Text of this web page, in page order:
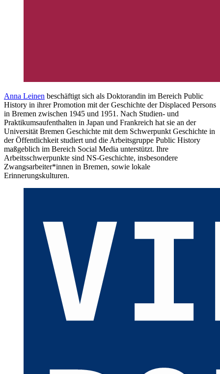
Anna Leinen beschäftigt sich als Doktorandin im Bereich Public
History in ihrer Promotion mit der Geschichte der Displaced Persons
in Bremen zwischen 1945 und 1951. Nach Studien- und
Praktikumsaufenthalten in Japan und Frankreich hat sie an der
Universität Bremen Geschichte mit dem Schwerpunkt Geschichte in
der Öffentlichkeit studiert und die Arbeitsgruppe Public History
maßgeblich im Bereich Social Media unterstützt. Ihre
Arbeitsschwerpunkte sind NS-Geschichte, insbesondere
Zwangsarbeiter*innen in Bremen, sowie lokale
Erinnerungskulturen.